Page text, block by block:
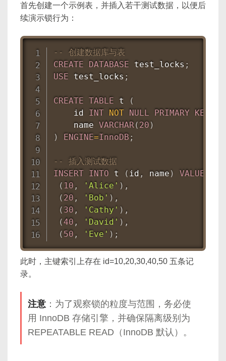
首先创建一个示例表，并插入若干测试数据，以便后
续演示锁行为：
-- 创建数据库与表
CREATE
DATABASE test_locks ;
USE test_locks ;
CREATE TABLE t
(
    id
INT NOT NULL PRIMARY KEY
    name
VARCHAR( 20 )
)
ENGINE=InnoDB ;
-- 插入测试数据
INSERT
INTO t ( id , name )
VALUES
( 10 , 'Alice' ) ,
( 20 , 'Bob' ) ,
( 30 , 'Cathy' ) ,
(40 , 'David' ) ,
( 50 , 'Eve' ) ;
此时，主键索引上存在 id=10,20,30,40,50 五条记
录。
注意 ：为了观察锁的粒度与范围，务必使
用 InnoDB 存储引擎，并确保隔离级别为
REPEATABLE READ（InnoDB 默认）。